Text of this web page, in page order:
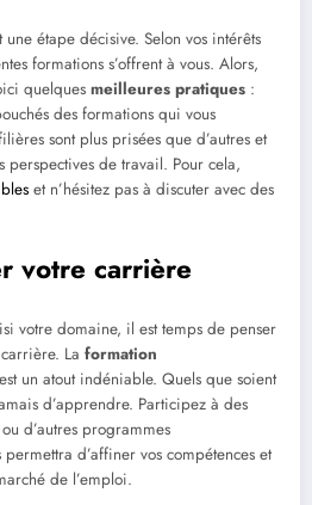
étape décisive. Selon vos intérêts
formations s’offrent à vous. Alors,
quelques meilleures pratiques :
des formations qui vous
sont plus prisées que d’autres et
de travail. Pour cela,
et n’hésitez pas à discuter avec des
votre carrière
votre domaine, il est temps de penser
La formation
un atout indéniable. Quels que soient
d’apprendre. Participez à des
d’autres programmes
d’affiner vos compétences et
de l’emploi.